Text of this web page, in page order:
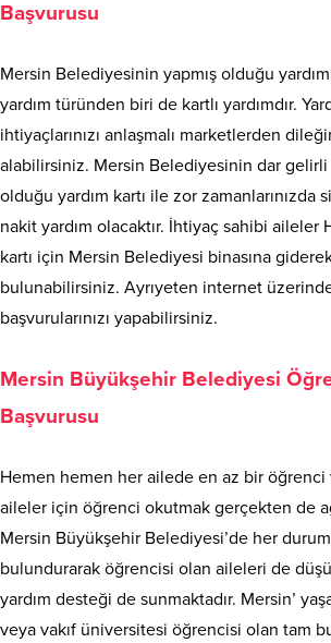
Başvurusu
Mersin Belediyesinin yapmış olduğu
yardım türünden biri de kartlı yardımdır.
ihtiyaçlarınızı anlaşmalı marketlerden
alabilirsiniz. Mersin Belediyesinin dar
olduğu yardım kartı ile zor zamanlarınızda
nakit yardım olacaktır. İhtiyaç sahibi aileler
kartı için Mersin Belediyesi binasına
bulunabilirsiniz. Ayrıyeten internet
başvurularınızı yapabilirsiniz.
Mersin Büyükşehir Belediyesi
Başvurusu
Hemen hemen her ailede en az bir öğrenci
aileler için öğrenci okutmak gerçekten de
Mersin Büyükşehir Belediyesi’de her
bulundurarak öğrencisi olan aileleri de
yardım desteği de sunmaktadır. Mersin’
veya vakıf üniversitesi öğrencisi olan tam